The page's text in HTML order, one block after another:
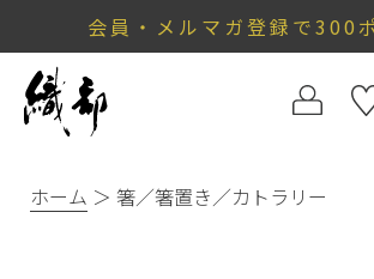
会員・メルマガ登録で300
ホーム 箸／箸置き／カトラリー